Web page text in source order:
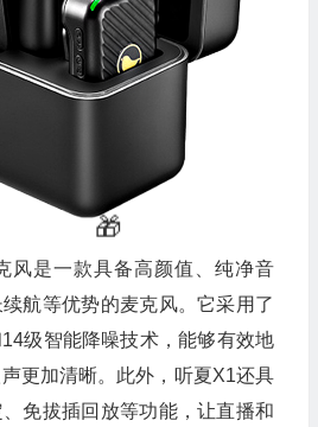
风是一款具备高颜值、纯净音
航等优势的麦克风。它采用了
级智能降噪技术，能够有效地
更加清晰。此外，听夏X1还具
免拔插回放等功能，让直播和